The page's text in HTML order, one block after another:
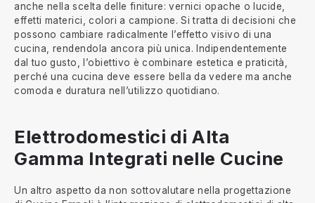
anche nella scelta delle finiture: vernici opache o lucide,
effetti materici, colori a campione. Si tratta di decisioni che
possono cambiare radicalmente l’effetto visivo di una
cucina, rendendola ancora più unica. Indipendentemente
dal tuo gusto, l’obiettivo è combinare estetica e praticità,
perché una cucina deve essere bella da vedere ma anche
comoda e duratura nell’utilizzo quotidiano.
Elettrodomestici di Alta
Gamma Integrati nelle Cucine
Un altro aspetto da non sottovalutare nella progettazione